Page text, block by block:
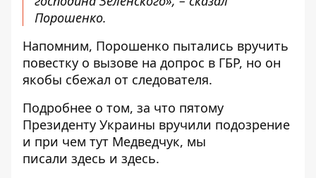
Порошенко.
Напомним, Порошенко пытались вручить
повестку о вызове на допрос в ГБР, но он
якобы сбежал от следователя.
Подробнее о том, за что пятому
Президенту Украины вручили подозрение
и при чем тут Медведчук, мы
писали здесь и здесь.